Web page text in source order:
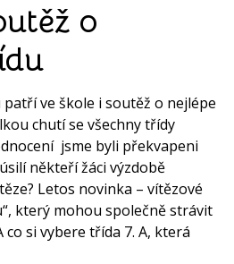
o
ve škole i soutěž o nejlépe
chutí se všechny třídy
jsme byli překvapeni
někteří žáci výzdobě
Letos novinka – vítězové
který mohou společně strávit
co si vybere třída 7. A, která